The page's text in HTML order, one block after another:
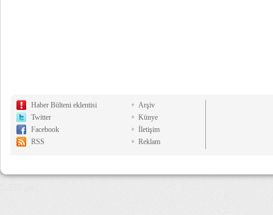
Haber Bülteni eklentisi
Twitter
Facebook
RSS
Arşiv
Künye
İletişim
Reklam